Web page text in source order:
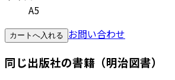
A5
カートへ入れる お問い合わせ
同じ出版社の書籍（明治図書）